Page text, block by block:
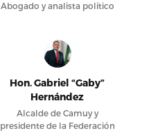
Abogado y analista político
Hon. Gabriel “Gaby”
Hernández
Alcalde de Camuy y
presidente de la Federación